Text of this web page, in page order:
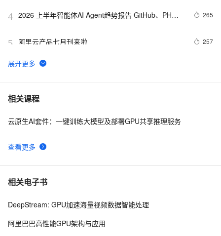
4 2026 上半年智能体AI Agent趋势报告 GitHub、PH、
265
5 阿里云产品七月刊来啦 257
6
Dropout的深入理解（基础介绍、模型描述、原理深
7 HTTPS 原理
8 DeepSeek-V4开源：百万上下文，Agent能力比肩顶级
9 阿里云通义千问向全社会开放！
10
开源基于 MNN-LLM 框架开发的手机 AI 助手应用
相关课程
查看更多
云原生AI套件：一键训练大模型及部署GPU共享推理服务
相关电子书
DeepStream: GPU加速海量视频数据智能处理
阿里巴巴高性能GPU架构与应用